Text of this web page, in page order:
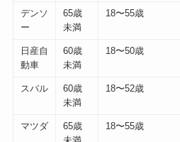
デンソ
ー
65歳
未満
18〜55歳
日産自
動車
60歳
未満
18〜50歳
スバル
60歳
未満
18〜52歳
マツダ
65歳
18〜55歳